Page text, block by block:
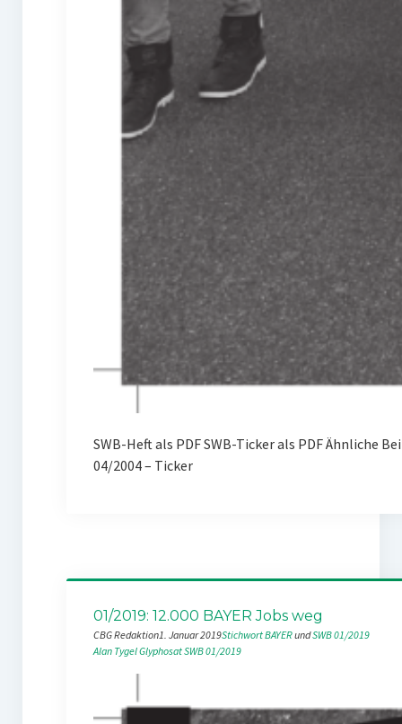
SWB-Heft als PDF SWB-Ticker als PDF Ähnliche
04/2004 – Ticker
01/2019: 12.000 BAYER Jobs weg
CBG Redaktion1. Januar 2019Stichwort BAYER und SWB 01/2019
Alan TygelGlyphosatSWB 01/2019